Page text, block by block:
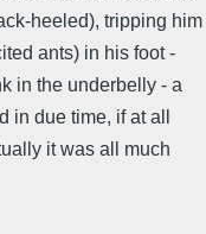
heeled), tripping him
ants) in his foot -
in the underbelly - a
due time, if at all
it was all much